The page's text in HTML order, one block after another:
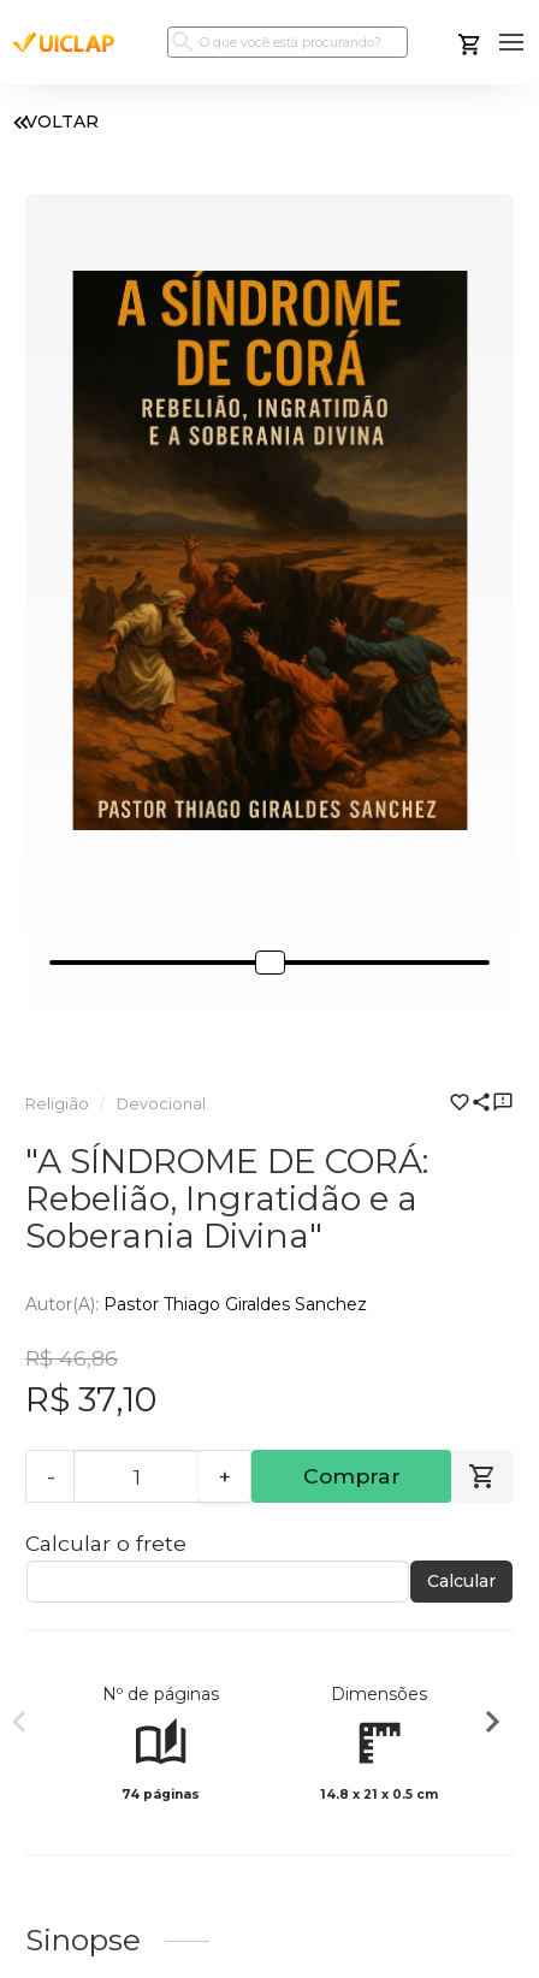
VOLTAR
Religião Devocional
"A SÍNDROME DE CORÁ:
Rebelião, Ingratidão e a
Soberania Divina"
Autor(a): Pastor Thiago Giraldes Sanchez
R$ 46,86
R$ 37,10
- + Comprar
Calcular o frete
Calcular
Nº de páginas
74 páginas
Dimensões
14.8 x 21 x 0.5 cm
Sinopse